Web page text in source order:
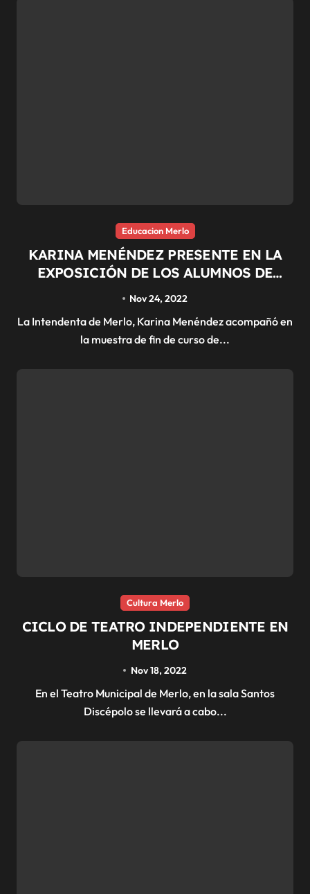
Educacion Merlo
KARINA MENÉNDEZ PRESENTE EN LA
EXPOSICIÓN DE LOS ALUMNOS DE
Nov 24, 2022
La Intendenta de Merlo, Karina Menéndez acompañó en
la muestra de fin de curso de...
Cultura Merlo
CICLO DE TEATRO INDEPENDIENTE EN
MERLO
Nov 18, 2022
En el Teatro Municipal de Merlo, en la sala Santos
Discépolo se llevará a cabo...